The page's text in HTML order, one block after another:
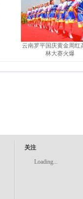
云南罗平国庆黄金周红
林大赛火爆
关注
Loading...